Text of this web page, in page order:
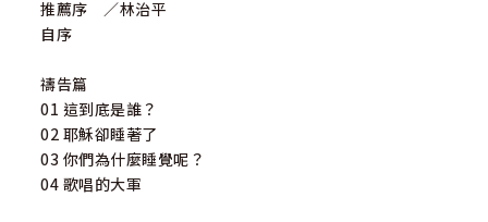
推薦序 ／林治平
自序
禱告篇
01 這到底是誰？
02 耶穌卻睡著了
03 你們為什麼睡覺呢？
04 歌唱的大軍